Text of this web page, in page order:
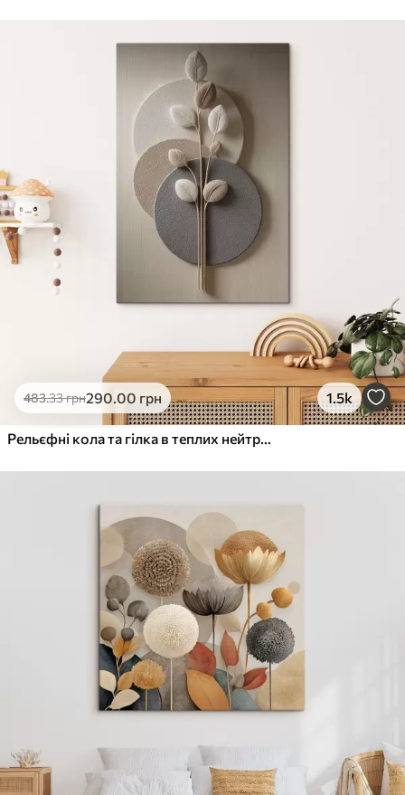
Яскраві, насичені кольори
Стійкість до вицвітання
Безпечне чорнило без запаху
Поверхня з текстурою полотна
Екологічний матеріал
Преміум
Від363
Яскраві, насичені кольори
Стійкість до вицвітання
Безпечне чорнило без запаху
Поверхня з текстурою полотна
Еко-Преміум
.00грн
✓Яскраві, насичені кольори
Поверхня з текстурою полотна
Екологічний матеріал
483.33грн290.00 грн 1.5k
Рельєфні кола та гілка в теплих нейтральних тонах